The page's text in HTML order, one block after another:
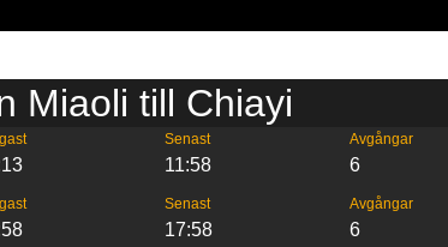
Miaoli till Chiayi
Senast
11:58
Avgångar
6
Senast
17:58
Avgångar
6